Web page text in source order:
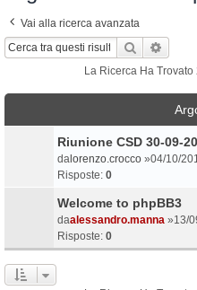
Vai alla ricerca avanzata
Cerca
La Ricerca Ha
Riunione CSD 30-09-
da lorenzo.crocco »04/10/
Risposte: 0
Welcome to phpBB3
daalessandro.manna »13/
Risposte: 0